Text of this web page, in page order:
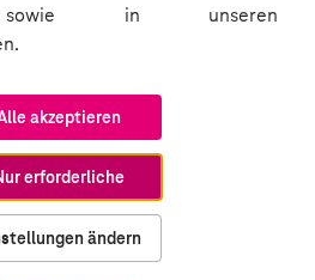
sowie in unseren
akzeptieren
erforderliche
ändern